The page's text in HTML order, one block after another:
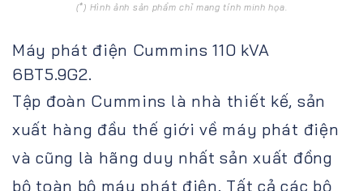
(*) Hình ảnh sản phẩm chỉ mang tính minh họa.
Máy phát điện Cummins 110 kVA
6BT5.9G2.
Tập đoàn Cummins là nhà thiết kế, sản
xuất hàng đầu thế giới về máy phát điện
và cũng là hãng duy nhất sản xuất đồng
bộ toàn bộ máy phát điện. Tất cả các bộ